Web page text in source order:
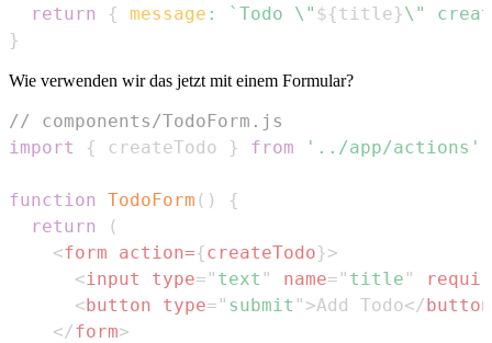
return
{ message : ` Todo \" ${title}\"
}
Wie verwenden wir das jetzt mit einem Formular?
// components/TodoForm.js
import
{ createTodo } from '../app/actions'
function TodoForm ( )
{
return
(
<form action={createTodo}>
<input type= " text " name= " title "
<button type= " submit " >Add Todo</button
</form>